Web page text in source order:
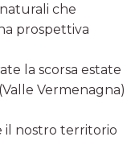
che
prospettiva
la scorsa estate
Vermenagna)
il nostro territorio